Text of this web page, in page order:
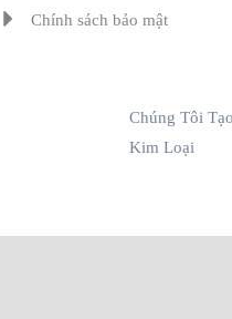
Chính sách bảo mật
Chúng Tôi
Kim Loại